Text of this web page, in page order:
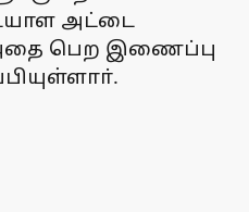
அட்டை
அதை பெற இணைப்பு